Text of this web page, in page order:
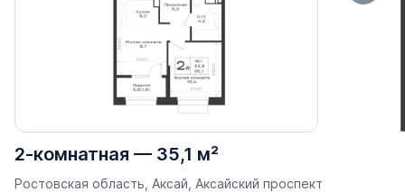
2-комнатная — 35,1 м²
Ростовская область, Аксай, Аксайский проспект